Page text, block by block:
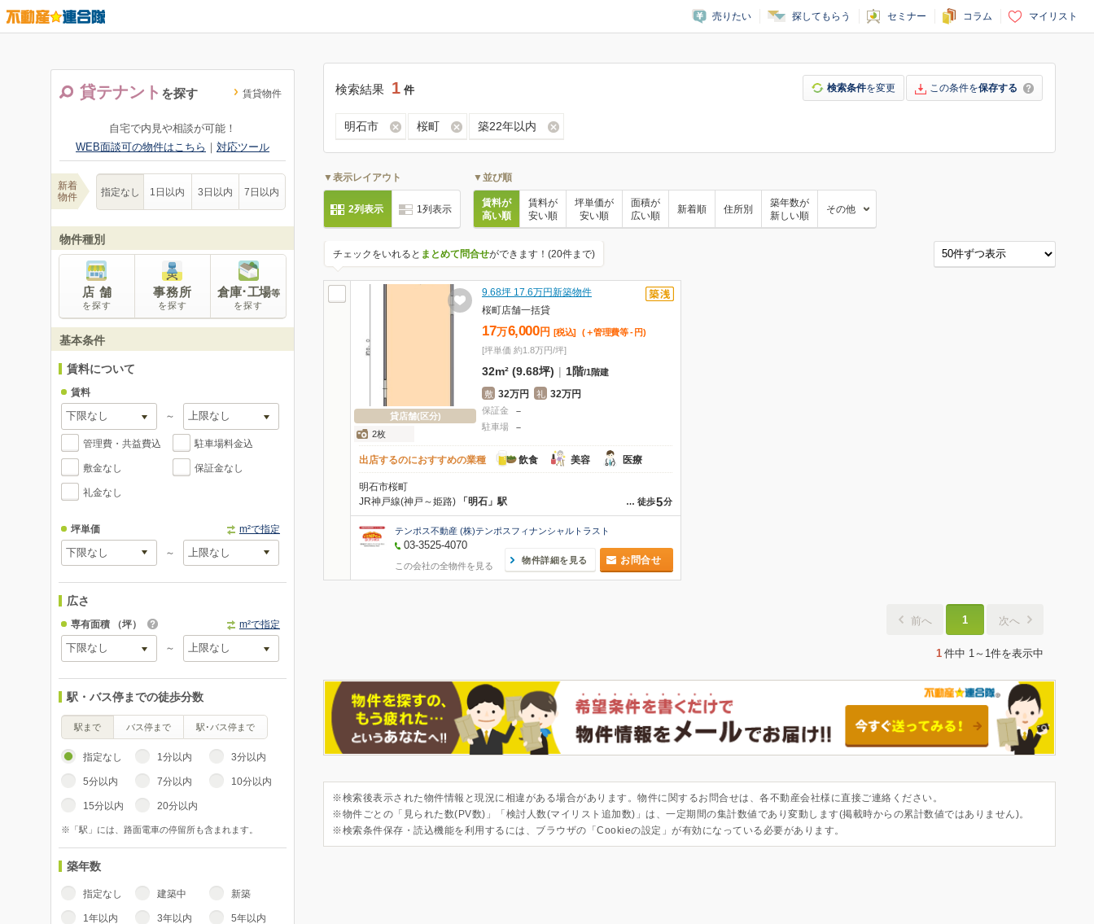
売りたい 探してもらう セミナー コラム マイリスト
貸テナント を探す 賃貸物件
自宅で内見や相談が可能！
WEB面談可の物件はこちら ｜ 対応ツール
新着
物件
指定なし 1日以内 3日以内 7日以内
物件種別
店 舗
を探す
事務所
を探す
倉庫･工場等
を探す
基本条件
賃料について
賃料
～
管理費・共益費込 駐車場料金込
敷金なし 保証金なし
礼金なし
坪単価 m²で指定
～
広さ
専有面積 （坪） m²で指定
～
駅・バス停までの徒歩分数
駅まで バス停まで 駅･バス停まで
指定なし 1分以内 3分以内
5分以内 7分以内 10分以内
15分以内 20分以内
※「駅」には、路面電車の停留所も含まれます。
築年数
指定なし 建築中 新築
1年以内 3年以内 5年以内
検索結果 1 件 検索条件を変更 この条件を保存する
明石市 桜町 築22年以内
▼表示レイアウト
2列表示 1列表示
▼並び順
賃料が
高い順
賃料が
安い順
坪単価が
安い順
面積が
広い順
新着順 住所別
築年数が
新しい順
その他
チェックをいれると まとめて問合せができます！(20件まで)
貸店舗(区分)
2枚
9.68坪 17.6万円新築物件
桜町店舗一括貸
17万6,000 円 [税込] (＋管理費等 - 円)
[坪単価 約1.8万円/坪]
32m² (9.68坪) | 1階/1階建
敷 32万円 礼 32万円
保証金 －
駐車場 －
出店するのにおすすめの業種 飲食 美容 医療
明石市桜町
… 徒歩5分
JR神戸線(神戸～姫路) 「明石」駅
テンポス不動産 (株)テンポスフィナンシャルトラスト
03-3525-4070
この会社の全物件を見る
物件詳細を見る お問合せ
前へ 1 次へ
1 件中 1～1件を表示中
※検索後表示された物件情報と現況に相違がある場合があります。物件に関するお問合せは、各不動産会社様に直接ご連絡ください。
※物件ごとの「見られた数(PV数)」「検討人数(マイリスト追加数)」は、一定期間の集計数値であり変動します(掲載時からの累計数値ではありません)。
※検索条件保存・読込機能を利用するには、ブラウザの「Cookieの設定」が有効になっている必要があります。